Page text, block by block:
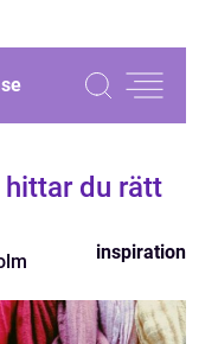
se
du rätt
inspiration